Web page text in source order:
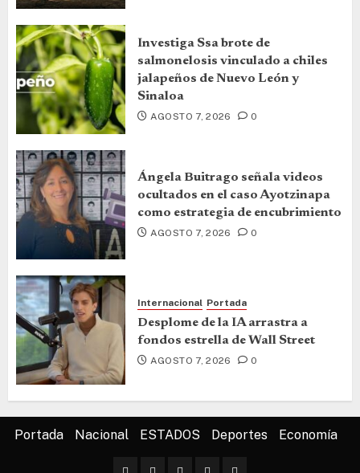
Investiga Ssa brote de
salmonelosis vinculado a chiles
jalapeños de Nuevo León y
Sinaloa
AGOSTO 7, 2026 0
Ángela Buitrago señala videos
ocultados en el caso Ayotzinapa
como estrategia de encubrimiento
AGOSTO 7, 2026 0
Internacional Portada
Desplome de la IA arrastra a
fondos estrella de Wall Street
AGOSTO 7, 2026 0
Portada Nacional ESTADOS Deportes Economía